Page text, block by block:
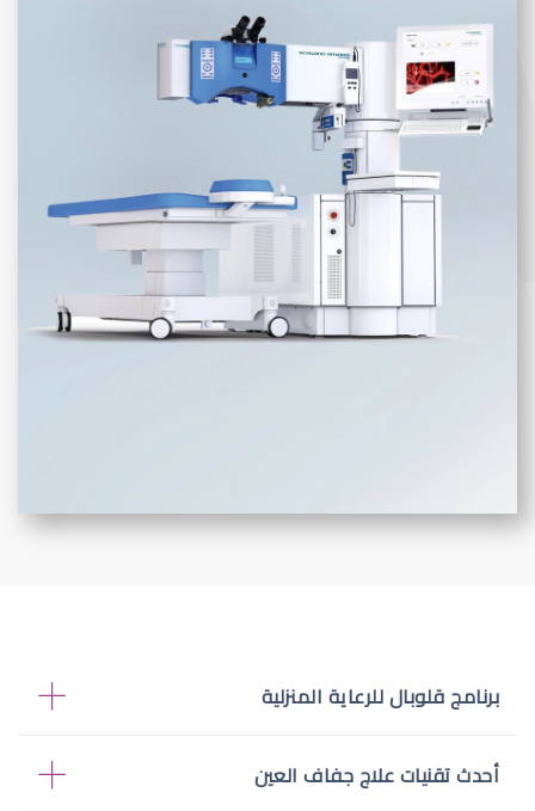
برنامج قلوبال للرعاية المنزلية
أحدث تقنيات علاج جفاف العين